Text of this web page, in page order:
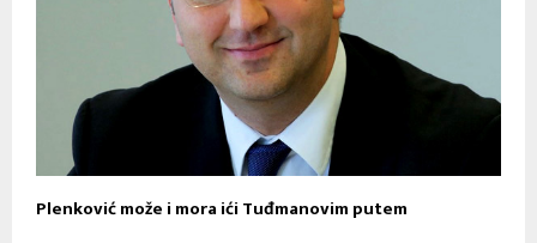
Plenković može i mora ići Tuđmanovim putem